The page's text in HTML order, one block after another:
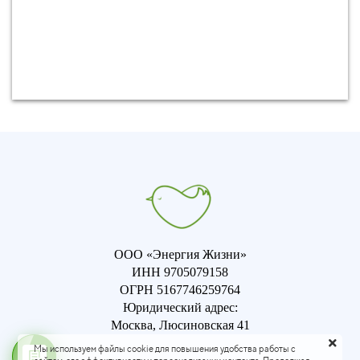
ООО «Энергия Жизни»
ИНН 9705079158
ОГРН 5167746259764
Юридический адрес:
Москва, Люсиновская 41
Мы используем файлы cookie для повышения удобства работы с